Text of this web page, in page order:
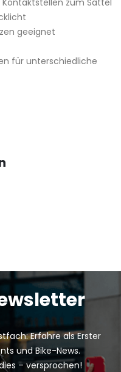
geeignet
für unterschiedliche
Erfahre als Erster
und Bike-News.
– versprochen!